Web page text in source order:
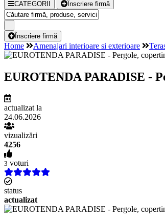
CATEGORII Înscriere firmă
Înscriere firmă
Home Amenajari interioare si exterioare
EUROTENDA PARADISE -
actualizat la
24.06.2026
vizualizări
4256
3 voturi
status
actualizat